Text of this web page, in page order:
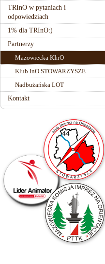
TRInO w pytaniach i
odpowiedziach
1% dla TRInO:)
Partnerzy
Mazowiecka KInO
Klub InO STOWARZYSZE
Nadbużańska LOT
Kontakt